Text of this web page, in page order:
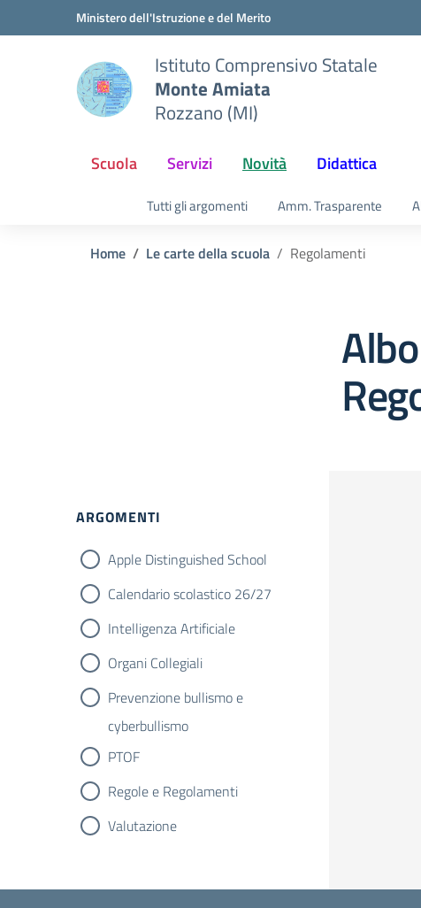
Vai ai contenuti
Vai al menu di navigazioneMinistero dell'Istruzione e del Merito
Istituto Comprensivo Statale
Monte Amiata
Rozzano (MI)
Scuola Servizi Novità Didattica
Tutti gli argomenti Amm. Trasparente
Home Le carte della scuola Regolamenti
ARGOMENTI
Apple Distinguished School
Calendario scolastico 26/27
Intelligenza Artificiale
Organi Collegiali
Prevenzione bullismo e
cyberbullismo
PTOF
Regole e Regolamenti
Valutazione